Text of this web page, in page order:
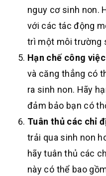
nguy cơ sinh non.
với các tác động
trì một môi trường
Hạn chế công
và căng thẳng có
ra sinh non. Hãy
đảm bảo bạn có
Tuân thủ các chỉ
trải qua sinh non
hãy tuân thủ các
này có thể bao